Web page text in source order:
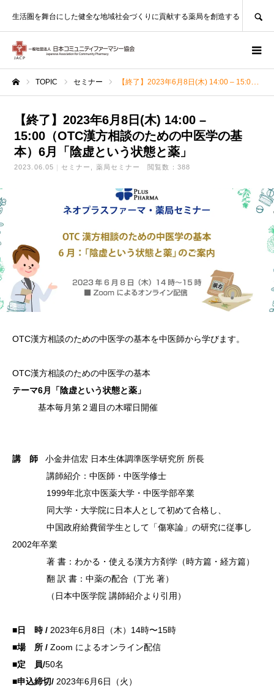
生活圏を舞台にした健全な地域社会づくりに貢献する薬局を創造する
TOPIC セミナー 【終了】2023年6月8日(木) 14:00 – 15:00（OTC漢方相談のための中医学の基本）6月「陰虚という状態と薬」
【終了】2023年6月8日(木) 14:00 –
15:00（OTC漢方相談のための中医学の基
本）6月「陰虚という状態と薬」
2023.06.05 セミナー 薬局セミナー 閲覧数：388
OTC漢方相談のための中医学の基本を中医師から学びます。
OTC漢方相談のための中医学の基本
テーマ6月「陰虚という状態と薬 」
基本毎月第２週目の木曜日開催
講 師 小金井信宏 日本生体調準医学研究所 所長
講師紹介 ：中医師 ・中医学修士
1999年北京中医薬大学 ・中医学部卒業
同大学・ 大学院に 日本人と して初めて合格し
中国政府給費留学生として「傷寒論」の研究に従事し
2002年卒業
著 書： わかる・ 使える漢方方剤学 （時方篇 ・経方篇）
翻 訳 書：中薬の配合（丁光 著）
（日本中医学院 講師紹介より引用 ）
■日 時 / 2023年6月8日（木）14時〜15時
■場 所 / Zoom によるオンライン配信
■定 員/50名
■申込締切/ 2023年6月6日（火）